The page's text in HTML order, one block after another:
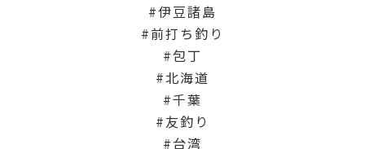
伊豆諸島
前打ち釣り
包丁
北海道
千葉
友釣り
台湾